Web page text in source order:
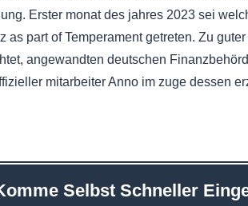
Erster monat des jahres 2023 sei
as part of Temperament getreten. Zu
angewandten deutschen
mitarbeiter Anno im zuge dessen
Selbst Schneller